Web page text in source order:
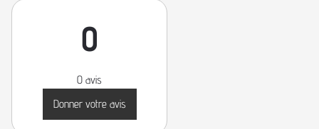
0
0 avis
Donner votre avis